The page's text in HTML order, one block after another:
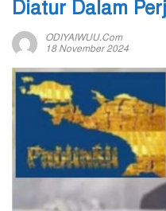
Diatur Dalam
ODIYAIWUU.com
18 November 2024